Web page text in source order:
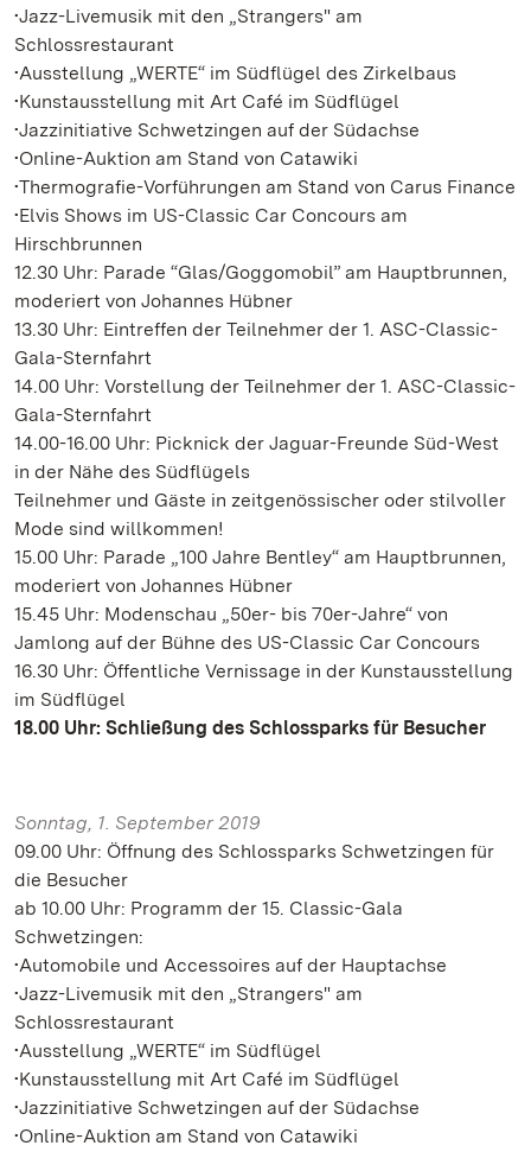
•Jazz-Livemusik mit den „Strangers" am
Schlossrestaurant
•Ausstellung „WERTE“ im Südflügel des Zirkelbaus
•Kunstausstellung mit Art Café im Südflügel
•Jazzinitiative Schwetzingen auf der Südachse
•Online-Auktion am Stand von Catawiki
•Thermografie-Vorführungen am Stand von Carus Finance
•Elvis Shows im US-Classic Car Concours am
Hirschbrunnen
12.30 Uhr: Parade “Glas/Goggomobil” am Hauptbrunnen,
moderiert von Johannes Hübner
13.30 Uhr: Eintreffen der Teilnehmer der 1. ASC-Classic-
Gala-Sternfahrt
14.00 Uhr: Vorstellung der Teilnehmer der 1. ASC-Classic-
Gala-Sternfahrt
14.00-16.00 Uhr: Picknick der Jaguar-Freunde Süd-West
in der Nähe des Südflügels
Teilnehmer und Gäste in zeitgenössischer oder stilvoller
Mode sind willkommen!
15.00 Uhr: Parade „100 Jahre Bentley“ am Hauptbrunnen,
moderiert von Johannes Hübner
15.45 Uhr: Modenschau „50er- bis 70er-Jahre“ von
Jamlong auf der Bühne des US-Classic Car Concours
16.30 Uhr: Öffentliche Vernissage in der Kunstausstellung
im Südflügel
18.00 Uhr: Schließung des Schlossparks für Besucher
Sonntag, 1. September 2019
09.00 Uhr: Öffnung des Schlossparks Schwetzingen für
die Besucher
ab 10.00 Uhr: Programm der 15. Classic-Gala
Schwetzingen:
•Automobile und Accessoires auf der Hauptachse
•Jazz-Livemusik mit den „Strangers" am
Schlossrestaurant
•Ausstellung „WERTE“ im Südflügel
•Kunstausstellung mit Art Café im Südflügel
•Jazzinitiative Schwetzingen auf der Südachse
•Online-Auktion am Stand von Catawiki